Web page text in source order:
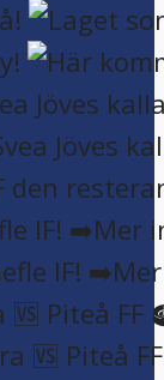
Jöves
IF! ➡️Mer
🆚 Piteå FF